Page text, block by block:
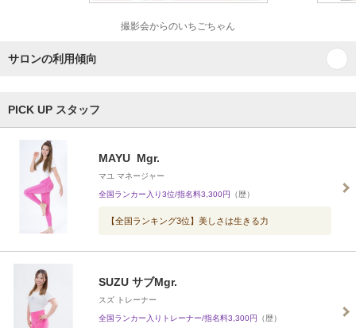
撮影会からのいちごちゃん
サロンの利用傾向
PICK UP スタッフ
MAYU Mgr.
マユ マネージャー
全国ランカー入り3位/指名料3,300円 （歴）
【全国ランキング3位】美しさは生きる力
SUZU サブMgr.
スズ トレーナー
全国ランカー入りトレーナー/指名料3,300円 （歴）